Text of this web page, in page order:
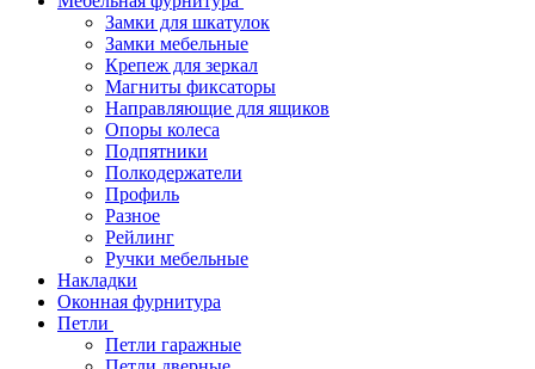
Замки для шкатулок
Замки мебельные
Крепеж для зеркал
Магниты фиксаторы
Направляющие для ящиков
Опоры колеса
Подпятники
Полкодержатели
Профиль
Разное
Рейлинг
Ручки мебельные
Накладки
Оконная фурнитура
Петли
Петли гаражные